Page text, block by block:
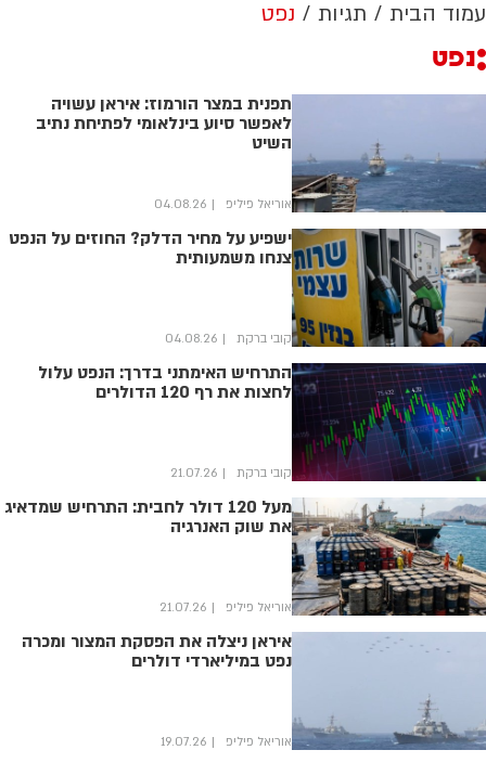
עמוד הבית תגיות נפט
נפט
תפנית במצר הורמוז: איראן עשויה
לאפשר סיוע בינלאומי לפתיחת נתיב
השיט
אוריאל פיליפ 04.08.26
ישפיע על מחיר הדלק? החוזים על הנפט
צנחו משמעותית
קובי ברקת 04.08.26
התרחיש האימתני בדרך: הנפט עלול
לחצות את רף 120 הדולרים
קובי ברקת 21.07.26
מעל 120 דולר לחבית: התרחיש שמדאיג
את שוק האנרגיה
אוריאל פיליפ 21.07.26
איראן ניצלה את הפסקת המצור ומכרה
נפט במיליארדי דולרים
אוריאל פיליפ 19.07.26